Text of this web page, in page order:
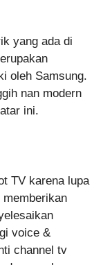
yang ada di
oleh Samsung.
nan modern
ini.
TV karena lupa
memberikan
voice &
channel tv